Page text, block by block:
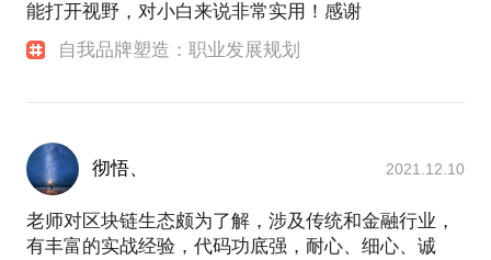
能打开视野，对小白来说非常实用！感谢
自我品牌塑造：职业发展规划
彻悟、 2021.12.10
老师对区块链生态颇为了解，涉及传统和金融行业，
有丰富的实战经验，代码功底强，耐心、细心、诚